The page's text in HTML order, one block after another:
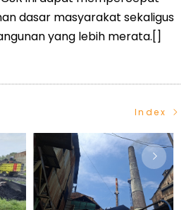
dasar masyarakat sekaligus
yang lebih merata.[]
Index